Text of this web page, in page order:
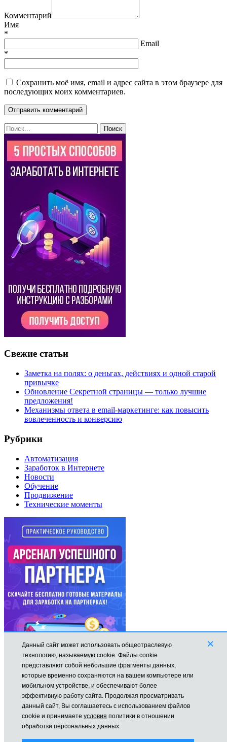
Комментарий
Имя
*
Email
*
Сохранить моё имя, email и адрес сайта в этом браузере для
последующих моих комментариев.
Свежие статьи
Заметка на полях: о деньгах, действиях и одной старой
привычке
Обновление Секретной страницы — только лучшие
предложения!
Механизмы ответа в email-маркетинге: как повысить
вовлеченность и конверсию
Рубрики
Автоматизация
Заработок в Интернете
Новости
Обучение
Продвижение
Технические моменты
Все права защищены © mikhailmolchanov.ru Молчанов Михаил
Данный сайт может использовать общеотраслевую
технологию, называемую cookie. Файлы cookie
представляют собой небольшие фрагменты данных,
которые временно сохраняются на вашем компьютере или
мобильном устройстве, и обеспечивают более
эффективную работу сайта. Продолжая просматривать
данный сайт, Вы соглашаетесь с использованием файлов
cookie и принимаете условия политики в отношении
обработки персональных данных.
×